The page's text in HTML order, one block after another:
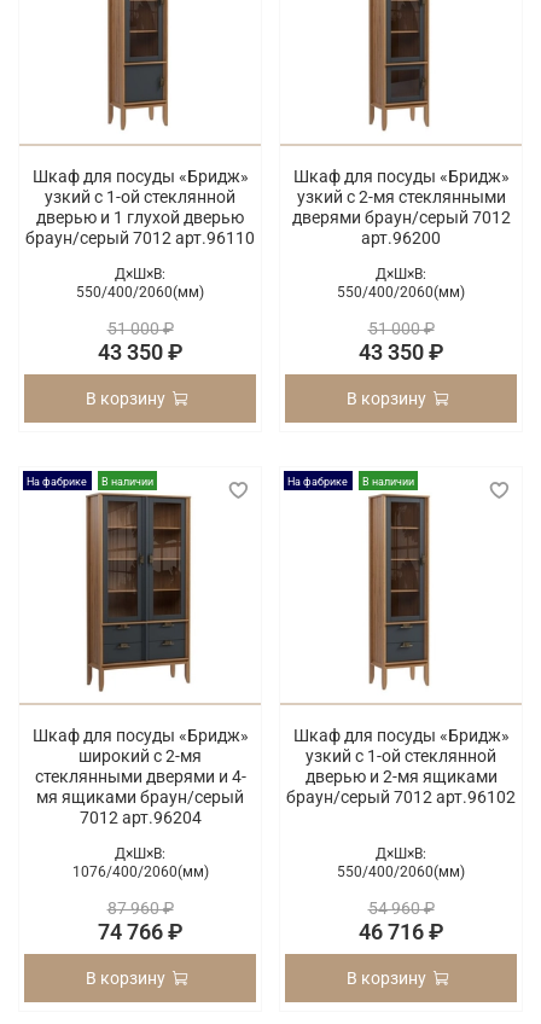
Шкаф для посуды «Бридж»
узкий с 1-ой стеклянной
дверью и 1 глухой дверью
браун/серый 7012 арт.96110
Д×Ш×В:
550/400/2060(мм)
51 000 ₽
43 350 ₽
В корзину
Шкаф для посуды «Бридж»
узкий с 2-мя стеклянными
дверями браун/серый 7012
арт.96200
Д×Ш×В:
550/400/2060(мм)
51 000 ₽
43 350 ₽
В корзину
На фабрике В наличии
Шкаф для посуды «Бридж»
широкий с 2-мя
стеклянными дверями и 4-
мя ящиками браун/серый
7012 арт.96204
Д×Ш×В:
1076/400/2060(мм)
87 960 ₽
74 766 ₽
В корзину
На фабрике В наличии
Шкаф для посуды «Бридж»
узкий с 1-ой стеклянной
дверью и 2-мя ящиками
браун/серый 7012 арт.96102
Д×Ш×В:
550/400/2060(мм)
54 960 ₽
46 716 ₽
В корзину